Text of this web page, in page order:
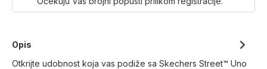
Opis
Otkrijte udobnost koja vas podiže sa Skechers Street™ Uno